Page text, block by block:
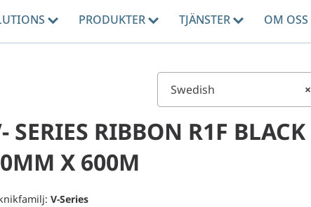
PRODUKTER TJÄNSTER OM OSS
×
Swedish
SERIES RIBBON R1F BLACK
X 600M
V-Series